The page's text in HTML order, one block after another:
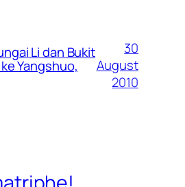
Li dan Bukit
Yangshuo,
30
August
2010